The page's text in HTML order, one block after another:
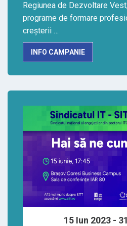
Regiunea de Dezvoltare
programe de formare
creșterii …
INFO CAMPANIE
15 Iun 2023 -